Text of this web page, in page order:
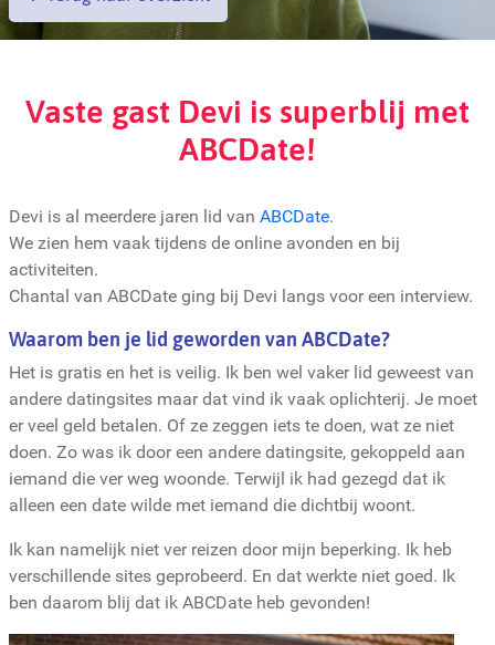
Vaste gast Devi is superblij met
ABCDate!
Devi is al meerdere jaren lid van ABCDate.
We zien hem vaak tijdens de online avonden en bij
activiteiten.
Chantal van ABCDate ging bij Devi langs voor een interview.
Waarom ben je lid geworden van ABCDate?
Het is gratis en het is veilig. Ik ben wel vaker lid geweest van
andere datingsites maar dat vind ik vaak oplichterij. Je moet
er veel geld betalen. Of ze zeggen iets te doen, wat ze niet
doen. Zo was ik door een andere datingsite, gekoppeld aan
iemand die ver weg woonde. Terwijl ik had gezegd dat ik
alleen een date wilde met iemand die dichtbij woont.
Ik kan namelijk niet ver reizen door mijn beperking. Ik heb
verschillende sites geprobeerd. En dat werkte niet goed. Ik
ben daarom blij dat ik ABCDate heb gevonden!